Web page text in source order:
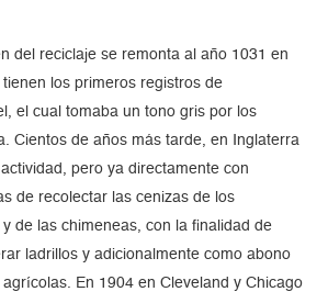
del reciclaje se remonta al año 1031 en
los primeros registros de
el cual tomaba un tono gris por los
Cientos de años más tarde, en Inglaterra
pero ya directamente con
de recolectar las cenizas de los
de las chimeneas, con la finalidad de
ladrillos y adicionalmente como abono
En 1904 en Cleveland y Chicago